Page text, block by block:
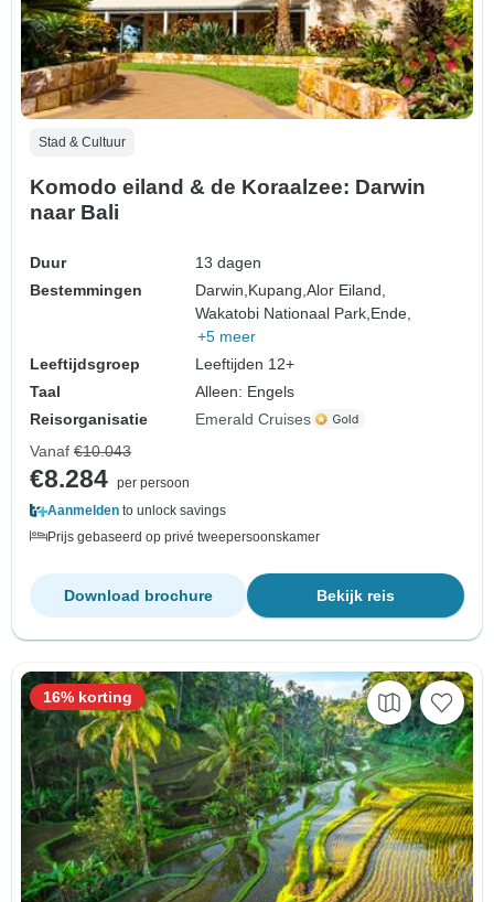
Stad & Cultuur
Komodo eiland & de Koraalzee: Darwin
naar Bali
Duur
13 dagen
Bestemmingen
Darwin, Kupang,Alor Eiland,
Wakatobi Nationaal Park, Ende,
+5 meer
Leeftijdsgroep
Leeftijden 12+
Taal
Alleen: Engels
Reisorganisatie
Emerald Cruises
Vanaf €10.043
€8.284 per persoon
Aanmelden to unlock savings
Prijs gebaseerd op privé tweepersoonskamer
Bekijk reis
Download brochure
16% korting